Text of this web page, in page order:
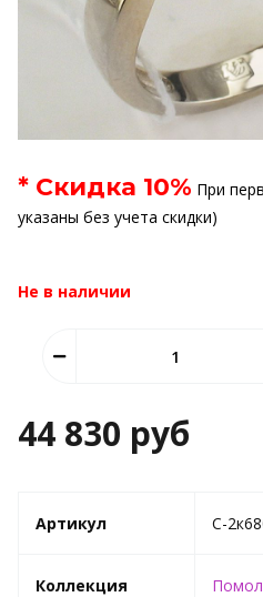
* Скидка 10% При
указаны без учета скидки)
Не в наличии
44 830 руб
Артикул C-
Коллекция